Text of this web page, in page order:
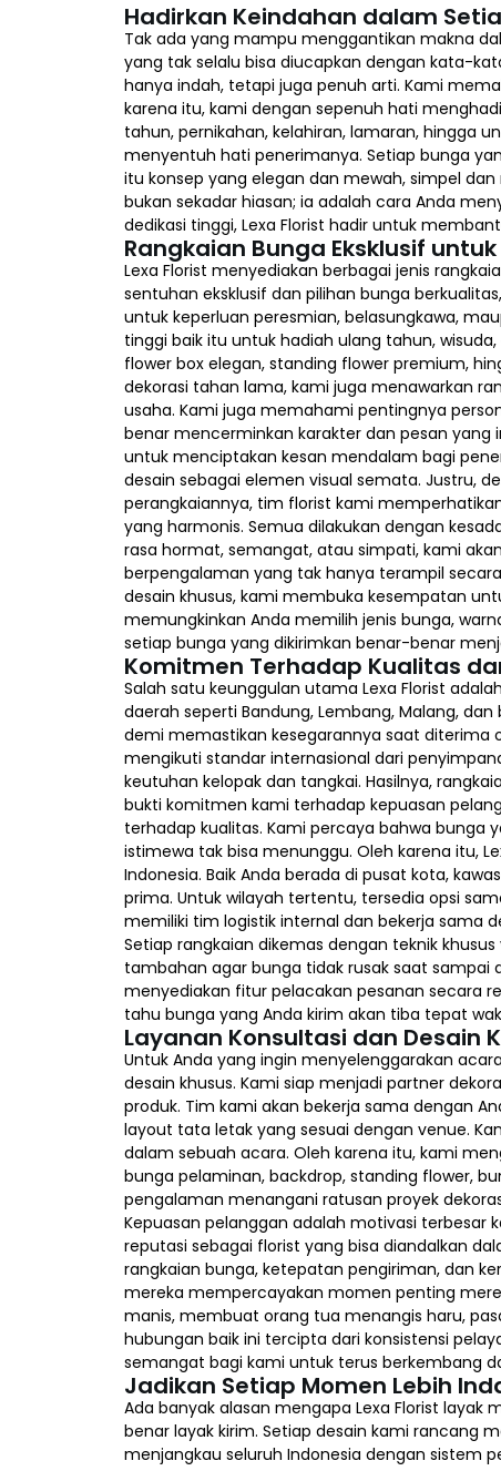
Hadirkan Keindahan dalam
Tak ada yang mampu menggantikan makna
yang tak selalu bisa diucapkan dengan kata-
hanya indah, tetapi juga penuh arti. Kami
karena itu, kami dengan sepenuh hati
tahun, pernikahan, kelahiran, lamaran, hingga
menyentuh hati penerimanya. Setiap bunga
itu konsep yang elegan dan mewah, simpel
bukan sekadar hiasan; ia adalah cara Anda
dedikasi tinggi, Lexa Florist hadir untuk
Rangkaian Bunga Eksklusif
Lexa Florist menyediakan berbagai jenis
sentuhan eksklusif dan pilihan bunga
untuk keperluan peresmian, belasungkawa,
tinggi baik itu untuk hadiah ulang tahun,
flower box elegan, standing flower premium,
dekorasi tahan lama, kami juga menawarkan
usaha. Kami juga memahami pentingnya
benar mencerminkan karakter dan pesan yang
untuk menciptakan kesan mendalam bagi
desain sebagai elemen visual semata. Justru,
perangkaiannya, tim florist kami
yang harmonis. Semua dilakukan dengan
rasa hormat, semangat, atau simpati, kami
berpengalaman yang tak hanya terampil
desain khusus, kami membuka kesempatan
memungkinkan Anda memilih jenis bunga,
setiap bunga yang dikirimkan benar-benar
Komitmen Terhadap Kualitas
Salah satu keunggulan utama Lexa Florist
daerah seperti Bandung, Lembang, Malang,
demi memastikan kesegarannya saat diterima
mengikuti standar internasional dari
keutuhan kelopak dan tangkai. Hasilnya,
bukti komitmen kami terhadap kepuasan
terhadap kualitas. Kami percaya bahwa
istimewa tak bisa menunggu. Oleh karena itu,
Indonesia. Baik Anda berada di pusat kota,
prima. Untuk wilayah tertentu, tersedia opsi
memiliki tim logistik internal dan bekerja sama
Setiap rangkaian dikemas dengan teknik
tambahan agar bunga tidak rusak saat sampai
menyediakan fitur pelacakan pesanan secara
tahu bunga yang Anda kirim akan tiba tepat
Layanan Konsultasi dan Desain
Untuk Anda yang ingin menyelenggarakan
desain khusus. Kami siap menjadi partner
produk. Tim kami akan bekerja sama dengan
layout tata letak yang sesuai dengan venue.
dalam sebuah acara. Oleh karena itu, kami
bunga pelaminan, backdrop, standing flower,
pengalaman menangani ratusan proyek
Kepuasan pelanggan adalah motivasi terbesar
reputasi sebagai florist yang bisa diandalkan
rangkaian bunga, ketepatan pengiriman, dan
mereka mempercayakan momen penting
manis, membuat orang tua menangis haru,
hubungan baik ini tercipta dari konsistensi
semangat bagi kami untuk terus berkembang
Jadikan Setiap Momen Lebih
Ada banyak alasan mengapa Lexa Florist
benar layak kirim. Setiap desain kami rancang
menjangkau seluruh Indonesia dengan sistem